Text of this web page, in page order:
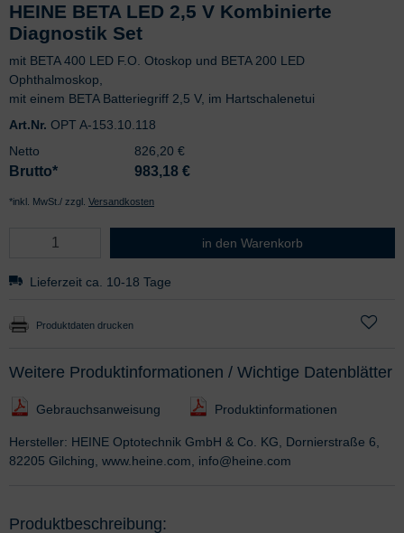
HEINE BETA LED 2,5 V Kombinierte
Diagnostik Set
mit BETA 400 LED F.O. Otoskop und BETA 200 LED
Ophthalmoskop,
mit einem BETA Batteriegriff 2,5 V, im Hartschalenetui
Art.Nr. OPT A-153.10.118
Netto
826,20 €
Brutto* 983,18 €
*inkl. MwSt./ zzgl. Versandkosten
HEINE BETA LED 2,5 V
in den Warenkorb
Lieferzeit ca. 10-18 Tage
Produktdaten drucken
Weitere Produktinformationen / Wichtige Datenblätter
Gebrauchsanweisung Produktinformationen
Hersteller: HEINE Optotechnik GmbH & Co. KG, Dornierstraße 6,
82205 Gilching, www.heine.com, info@heine.com
Produktbeschreibung: